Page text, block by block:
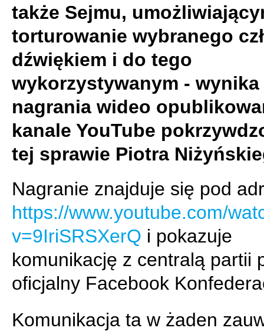
także Sejmu,
torturowanie wybranego
dźwiękiem i do tego
wykorzystywanym - wynika
nagrania wideo
kanale YouTube
tej sprawie Piotra
Nagranie znajduje się pod
https://www.youtube.com/
v=9IriSRSXerQ i pokazuje
komunikację z centralą partii
oficjalny Facebook
Komunikacja ta w żaden